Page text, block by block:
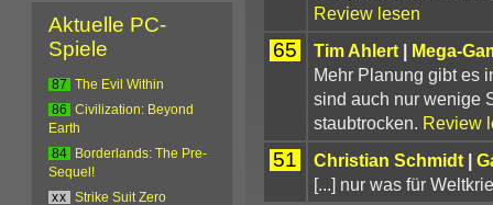
Review lesen
65 Tim Ahlert| Mega-
Mehr Planung gibt es
sind auch nur wenige
staubtrocken. Review
51 Christian Schmidt|
[...] nur was für
Aktuelle PC-
Spiele
87
The Evil Within
86
Civilization: Beyond
Earth
84
Borderlands: The Pre-
Sequel!
xx
Strike Suit Zero